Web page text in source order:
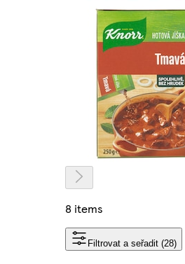
8 items
Filtrovat a seřadit (28)